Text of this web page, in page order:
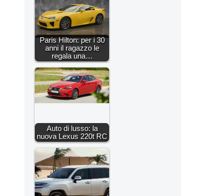
Paris Hilton: per i 30
anni il ragazzo le
regala una…
Auto di lusso: la
nuova Lexus 220t RC